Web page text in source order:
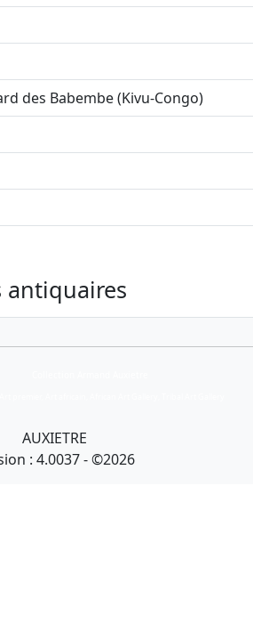
des Babembe (Kivu-Congo)
antiquaires
AUXIETRE
: 4.0037 - ©2026